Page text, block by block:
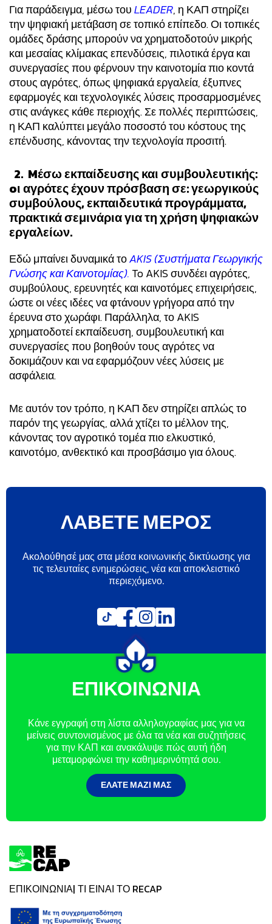
Για παράδειγμα, μέσω τουLEADER, η ΚΑΠ στηρίζει
την ψηφιακή μετάβαση σε τοπικό επίπεδο. Οι τοπικές
ομάδες δράσης μπορούν να χρηματοδοτούν μικρής
και μεσαίας κλίμακας επενδύσεις, πιλοτικά έργα και
συνεργασίες που φέρνουν την καινοτομία πιο κοντά
στους αγρότες, όπως ψηφιακά εργαλεία, έξυπνες
εφαρμογές και τεχνολογικές λύσεις προσαρμοσμένες
στις ανάγκες κάθε περιοχής. Σε πολλές περιπτώσεις,
η ΚΑΠ καλύπτει μεγάλο ποσοστό του κόστους της
επένδυσης, κάνοντας την τεχνολογία προσιτή.
2. Mέσω εκπαίδευσης και συμβουλευτικής:
oι αγρότες έχουν πρόσβαση σε: γεωργικούς
συμβούλους, εκπαιδευτικά προγράμματα,
πρακτικά σεμινάρια για τη χρήση ψηφιακών
εργαλείων.
Εδώ μπαίνει δυναμικά τοAKIS (Συστήματα Γεωργικής
Γνώσης και Καινοτομίας). To AKIS συνδέει αγρότες,
συμβούλους, ερευνητές και καινοτόμες επιχειρήσεις,
ώστε οι νέες ιδέες να φτάνουν γρήγορα από την
έρευνα στο χωράφι. Παράλληλα, το AKIS
χρηματοδοτεί εκπαίδευση, συμβουλευτική και
συνεργασίες που βοηθούν τους αγρότες να
δοκιμάζουν και να εφαρμόζουν νέες λύσεις με
ασφάλεια.
Με αυτόν τον τρόπο, η ΚΑΠ δεν στηρίζει απλώς το
παρόν της γεωργίας, αλλά χτίζει το μέλλον της,
κάνοντας τον αγροτικό τομέα πιο ελκυστικό,
καινοτόμο, ανθεκτικό και προσβάσιμο για όλους.
ΛΑΒΕΤΕ ΜΕΡΟΣ
Ακολούθησέ μας στα μέσα κοινωνικής δικτύωσης για
τις τελευταίες ενημερώσεις, νέα και αποκλειστικό
περιεχόμενο.
ΕΠΙΚΟΙΝΩΝΙΑ
Κάνε εγγραφή στη λίστα αλληλογραφίας μας για να
μείνεις συντονισμένος με όλα τα νέα και συζητήσεις
για την ΚΑΠ και ανακάλυψε πώς αυτή ήδη
μεταμορφώνει την καθημερινότητά σου.
ΕΛΆΤΕ ΜΑΖΊ ΜΑΣ
ΕΠΙΚΟΙΝΩΝΙΑ ΤΙ ΕΙΝΑΙ ΤΟ RECAP